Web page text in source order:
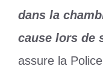
dans la
cause lors de
assure la